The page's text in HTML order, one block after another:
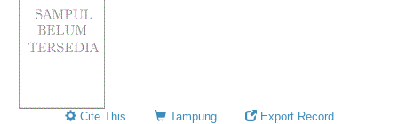
Cite This Tampung
Export Record